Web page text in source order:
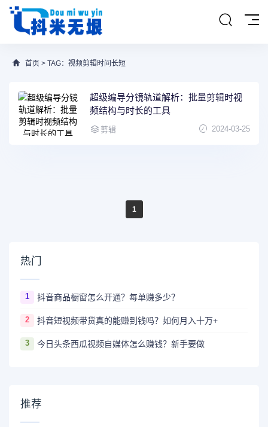
首页 > TAG：视频剪辑时间长短
超级编导分镜轨道解析：批量剪辑时视
频结构与时长的工具
剪辑 2024-03-25
1
热门
1 抖音商品橱窗怎么开通？每单赚多少？
2 抖音短视频带货真的能赚到钱吗？如何月入十万+
3 今日头条西瓜视频自媒体怎么赚钱？新手要做
推荐